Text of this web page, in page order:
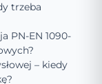
trzeba
PN-EN 1090-
– kiedy